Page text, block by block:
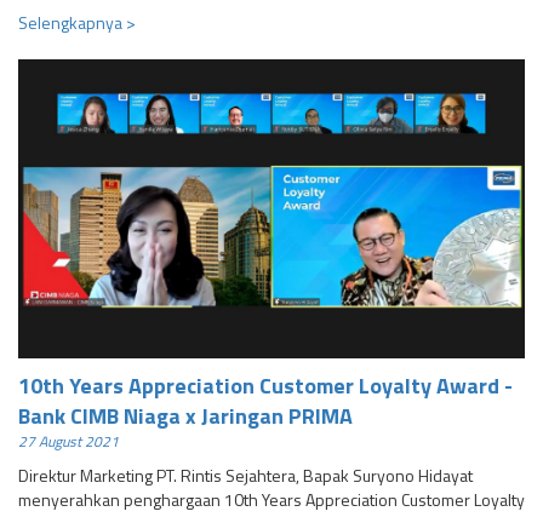
Selengkapnya >
10th Years Appreciation Customer Loyalty Award -
Bank CIMB Niaga x Jaringan PRIMA
27 August 2021
Direktur Marketing PT. Rintis Sejahtera, Bapak Suryono Hidayat
menyerahkan penghargaan 10th Years Appreciation Customer Loyalty